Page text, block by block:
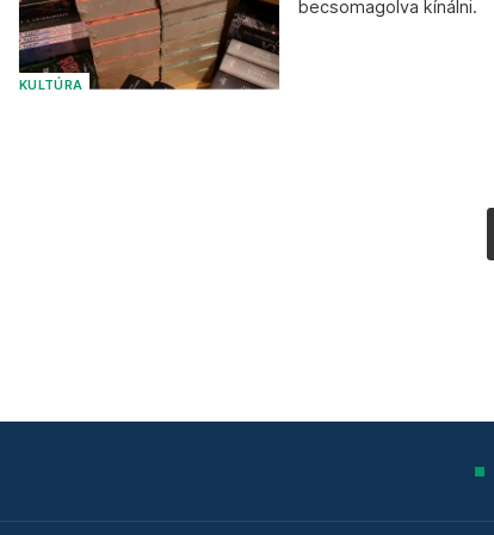
KULTÚRA
becsomagolva kínálni.